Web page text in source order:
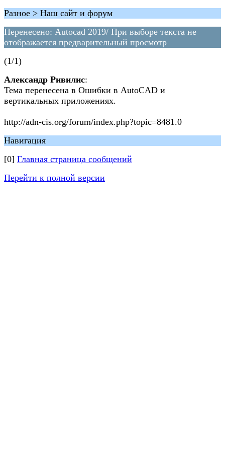
Разное > Наш сайт и форум
Перенесено: Autocad 2019/ При выборе текста не
отображается предварительный просмотр
(1/1)
Александр Ривилис:
Тема перенесена в Ошибки в AutoCAD и
вертикальных приложениях.
http://adn-cis.org/forum/index.php?topic=8481.0
Навигация
[0] Главная страница сообщений
Перейти к полной версии